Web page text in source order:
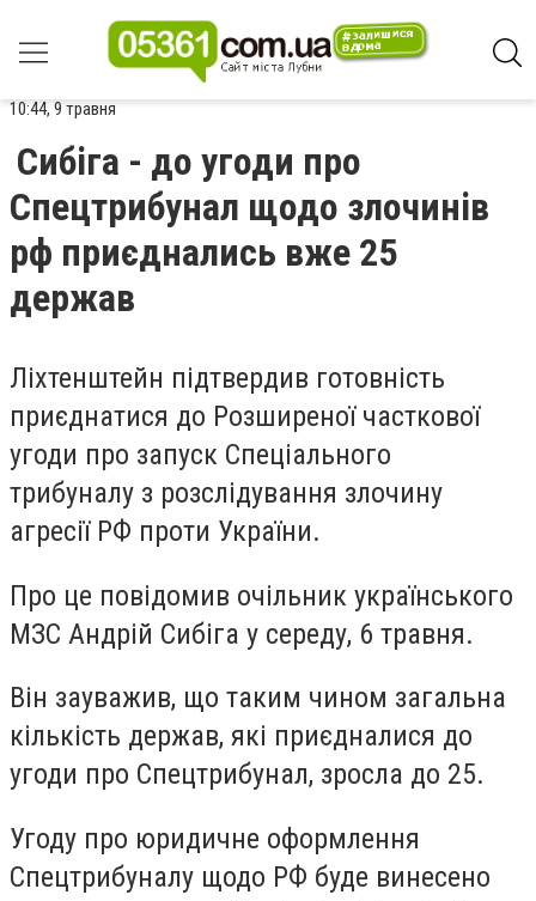
10:44, 9 травня
Сибіга - до угоди про
Спецтрибунал щодо злочинів
рф приєднались вже 25
держав
Ліхтенштейн підтвердив готовність
приєднатися до Розширеної часткової
угоди про запуск Спеціального
трибуналу з розслідування злочину
агресії РФ проти України.
Про це повідомив очільник українського
МЗС Андрій Сибіга у середу, 6 травня.
Він зауважив, що таким чином загальна
кількість держав, які приєдналися до
угоди про Спецтрибунал, зросла до 25.
Угоду про юридичне оформлення
Спецтрибуналу щодо РФ буде винесено